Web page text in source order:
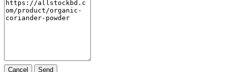
Cancel Send